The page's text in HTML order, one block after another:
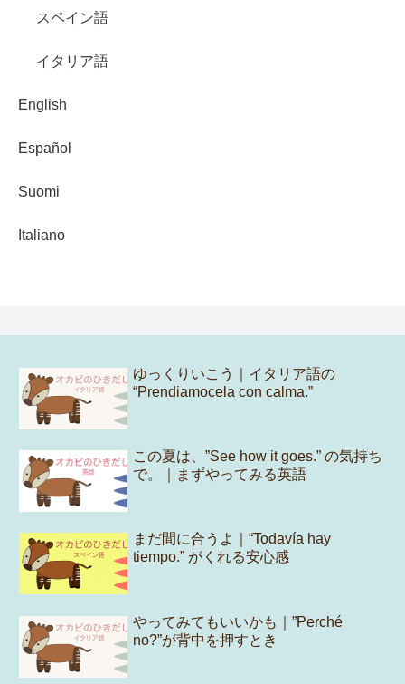
スペイン語
イタリア語
English
Español
Suomi
Italiano
ゆっくりいこう｜イタリア語の
“Prendiamocela con calma.”
この夏は、”See how it goes.” の気持ち
で。｜まずやってみる英語
まだ間に合うよ｜“Todavía hay
tiempo.” がくれる安心感
やってみてもいいかも｜”Perché
no?”が背中を押すとき